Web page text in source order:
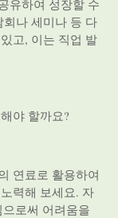
유하여 성장할 수
나 세미나 등 다
고, 이는 직업 발
야 할까요?
연료로 활용하여
력해 보세요. 자
로써 어려움을